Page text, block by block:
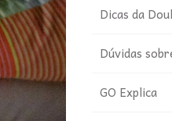
Dicas da
Dúvidas
GO Explica